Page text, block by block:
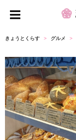
ょ
と
く
ら
す
きょうとくらす グルメ